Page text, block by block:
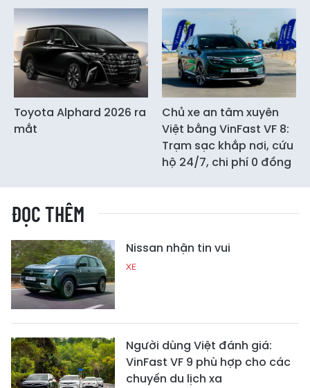
Toyota Alphard 2026 ra
mắt
Chủ xe an tâm xuyên
Việt bằng VinFast VF 8:
Trạm sạc khắp nơi, cứu
hộ 24/7, chi phí 0 đồng
ĐỌC THÊM
Nissan nhận tin vui
XE
Người dùng Việt đánh giá:
VinFast VF 9 phù hợp cho các
chuyến du lịch xa